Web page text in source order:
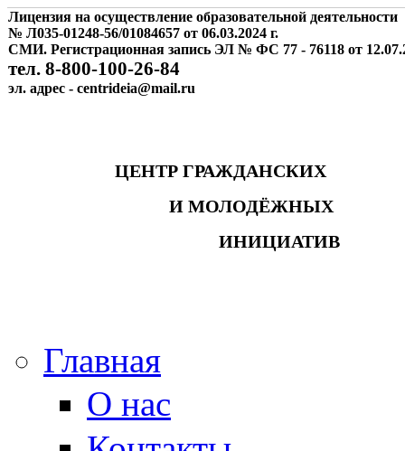
Лицензия на осуществление образовательной деятельности
№ Л035-01248-56/01084657 от 06.03.2024 г.
СМИ. Регистрационная запись ЭЛ № ФС 77 - 76118 от
тел. 8-800-100-26-84
эл. адрес - centrideia@mail.ru
ЦЕНТР ГРАЖДАНСКИХ
И МОЛОДЁЖНЫХ
ИНИЦИАТИВ
Главная
О нас